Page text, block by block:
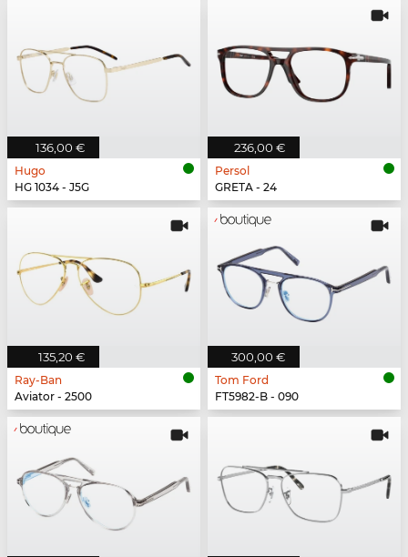
136,00 €
Hugo
HG 1034 - J5G
236,00 €
Persol
GRETA - 24
135,20 €
Ray-Ban
Aviator - 2500
300,00 €
Tom Ford
FT5982-B - 090